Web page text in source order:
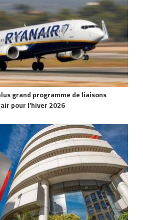
grand programme de liaisons
pour l’hiver 2026